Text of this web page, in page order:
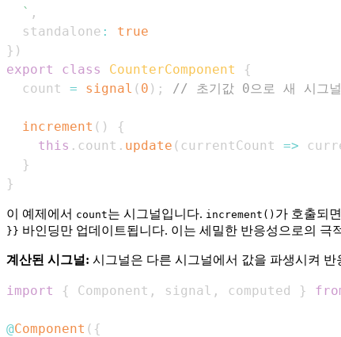
` ,
  standalone
:
true
} )
export
class CounterComponent
{
  count
= signal ( 0 ) ; // 초기값 0으로 새 시그
increment ( )
{
this . count . update ( currentCount =>
}
}
이 예제에서 count는 시그널입니다. increment() 가 호출되면
}} 바인딩만 업데이트됩니다. 이는 세밀한 반응성으로의 극
계산된 시그널: 시그널은 다른 시그널에서 값을 파생시켜
import { Component , signal , computed }
@Component ( {